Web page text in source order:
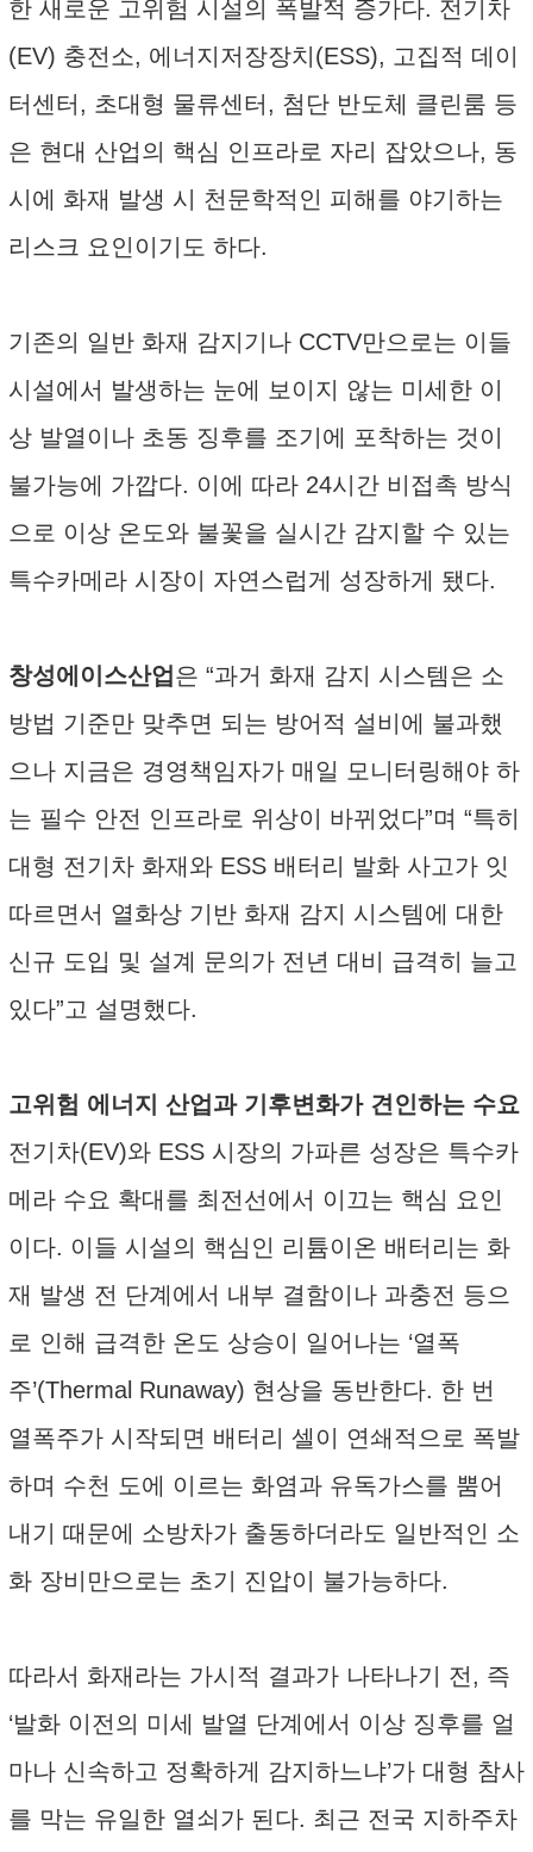
한 새로운 고위험 시설의 폭발적 증가다. 전기차
(EV) 충전소, 에너지저장장치(ESS), 고집적 데이
터센터, 초대형 물류센터, 첨단 반도체 클린룸 등
은 현대 산업의 핵심 인프라로 자리 잡았으나, 동
시에 화재 발생 시 천문학적인 피해를 야기하는
리스크 요인이기도 하다.
기존의 일반 화재 감지기나 CCTV만으로는 이들
시설에서 발생하는 눈에 보이지 않는 미세한 이
상 발열이나 초동 징후를 조기에 포착하는 것이
불가능에 가깝다. 이에 따라 24시간 비접촉 방식
으로 이상 온도와 불꽃을 실시간 감지할 수 있는
특수카메라 시장이 자연스럽게 성장하게 됐다.
창성에이스산업 은 “과거 화재 감지 시스템은 소
방법 기준만 맞추면 되는 방어적 설비에 불과했
으나 지금은 경영책임자가 매일 모니터링해야 하
는 필수 안전 인프라로 위상이 바뀌었다”며 “특히
대형 전기차 화재와 ESS 배터리 발화 사고가 잇
따르면서 열화상 기반 화재 감지 시스템에 대한
신규 도입 및 설계 문의가 전년 대비 급격히 늘고
있다”고 설명했다.
고위험 에너지 산업과 기후변화가 견인하는 수요
전기차(EV)와 ESS 시장의 가파른 성장은 특수카
메라 수요 확대를 최전선에서 이끄는 핵심 요인
이다. 이들 시설의 핵심인 리튬이온 배터리는 화
재 발생 전 단계에서 내부 결함이나 과충전 등으
로 인해 급격한 온도 상승이 일어나는 ‘열폭
주’(Thermal Runaway) 현상을 동반한다. 한 번
열폭주가 시작되면 배터리 셀이 연쇄적으로 폭발
하며 수천 도에 이르는 화염과 유독가스를 뿜어
내기 때문에 소방차가 출동하더라도 일반적인 소
화 장비만으로는 초기 진압이 불가능하다.
따라서 화재라는 가시적 결과가 나타나기 전, 즉
‘발화 이전의 미세 발열 단계에서 이상 징후를 얼
마나 신속하고 정확하게 감지하느냐’가 대형 참사
를 막는 유일한 열쇠가 된다. 최근 전국 지하주차